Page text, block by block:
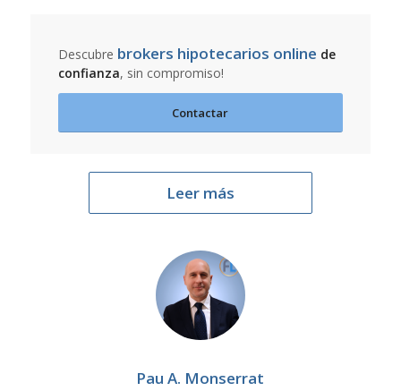
Descubre brokers hipotecarios online de
confianza, sin compromiso!
Contactar
Leer más
Pau A. Monserrat